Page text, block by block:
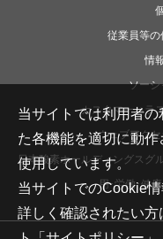
従業員等の
情
ソーシ
カスタマーハラ
ウェブアク
日本酸素ホールディングスグ
用･労働･健
当サイトでは利用者
た各機能を適切に動
使用しています。
当サイトでのCookie
詳しく確認されたい方